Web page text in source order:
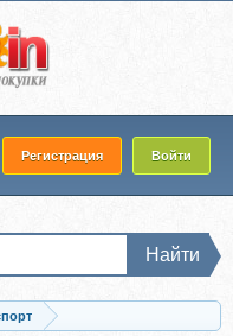
Регистрация Войти
Найти